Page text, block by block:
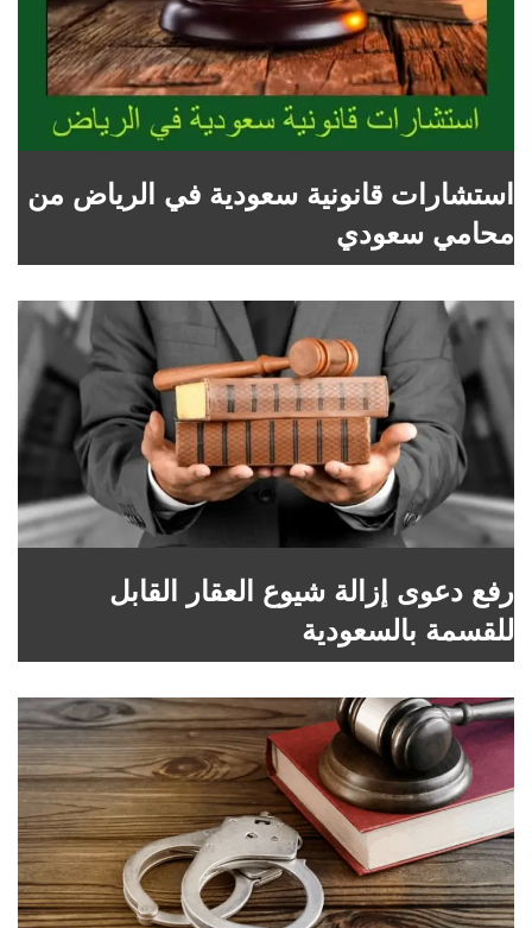
استشارات قانونية سعودية في الرياض من
محامي سعودي
رفع دعوى إزالة شيوع العقار القابل
للقسمة بالسعودية